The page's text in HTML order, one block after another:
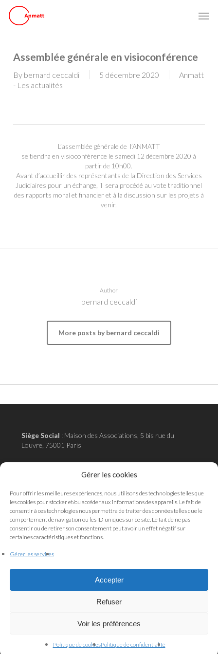
Gérer les cookies
Pour offrir les meilleures expériences, nous utilisons des technologies telles que
les cookies pour stocker et/ou accéder aux informations des appareils. Le fait de
consentir à ces technologies nous permettra de traiter des données telles que le
comportement de navigation ou les ID uniques sur ce site. Le fait de ne pas
consentir ou de retirer son consentement peut avoir un effet négatif sur
certaines caractéristiques et fonctions.
Gérer les services
Accepter
Refuser
Voir les préférences
Politique de cookiesPolitique de confidentialité
main
Assemblée générale en visioconférence
By bernard ceccaldi 5 décembre 2020
Anmatt
- Les actualités
L’assemblée générale de l’ANMATT
se tiendra en visioconférence le samedi 12 décembre 2020 à
partir de 10h00.
Avant d’accueillir des représentants de la Direction des Services
Judiciaires pour un échange, il sera procédé au vote traditionnel
des rapports moral et financier et à la discussion sur les projets à
venir.
Author
bernard ceccaldi
More posts by bernard ceccaldi
Siège Social : Maison des Associations, 5 bis rue du
Louvre, 75001 Paris
Mentions légales
Politique de cookies
Politique de confidentialité